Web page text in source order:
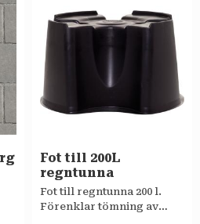
Fot till 200L
regntunna
Fot till regntunna 200 l.
Förenklar tömning av